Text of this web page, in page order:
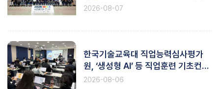
장관상 수상
2026-08-07
한국기술교육대 직업능력심사평가
원, ‘생성형 AI’ 등 직업훈련 기초컨설
팅 실시
2026-08-06